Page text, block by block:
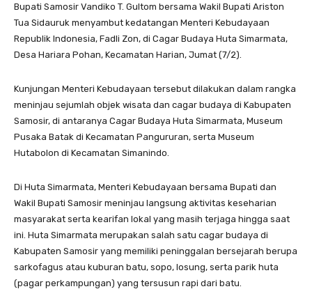
Bupati Samosir Vandiko T. Gultom bersama Wakil Bupati Ariston
Tua Sidauruk menyambut kedatangan Menteri Kebudayaan
Republik Indonesia, Fadli Zon, di Cagar Budaya Huta Simarmata,
Desa Hariara Pohan, Kecamatan Harian, Jumat (7/2).
Kunjungan Menteri Kebudayaan tersebut dilakukan dalam rangka
meninjau sejumlah objek wisata dan cagar budaya di Kabupaten
Samosir, di antaranya Cagar Budaya Huta Simarmata, Museum
Pusaka Batak di Kecamatan Pangururan, serta Museum
Hutabolon di Kecamatan Simanindo.
Di Huta Simarmata, Menteri Kebudayaan bersama Bupati dan
Wakil Bupati Samosir meninjau langsung aktivitas keseharian
masyarakat serta kearifan lokal yang masih terjaga hingga saat
ini. Huta Simarmata merupakan salah satu cagar budaya di
Kabupaten Samosir yang memiliki peninggalan bersejarah berupa
sarkofagus atau kuburan batu, sopo, losung, serta parik huta
(pagar perkampungan) yang tersusun rapi dari batu.